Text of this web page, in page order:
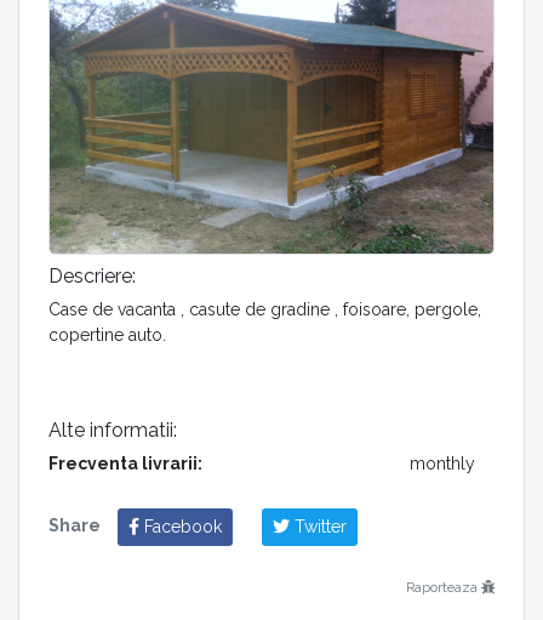
Descriere:
Case de vacanta , casute de gradine , foisoare, pergole,
copertine auto.
Alte informatii:
Frecventa livrarii: monthly
Share Facebook Twitter
Raporteaza